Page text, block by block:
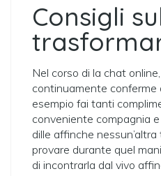
Consigli
Nel corso di la chat
continuamente conferme
esempio fai tanti
conveniente compagnia
dille affinche
provare durante quel
di incontrarla dal vivo